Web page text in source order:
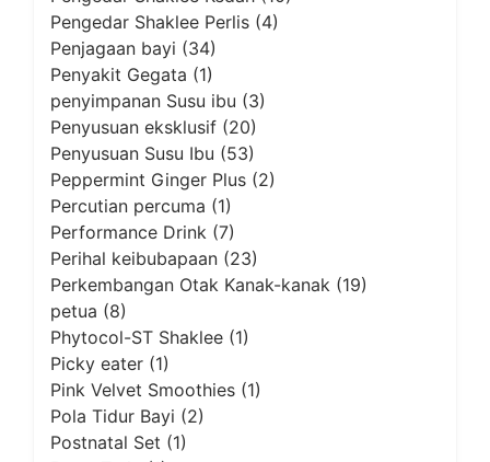
Pengedar Shaklee Perlis (4)
Penjagaan bayi (34)
Penyakit Gegata (1)
penyimpanan Susu ibu (3)
Penyusuan eksklusif (20)
Penyusuan Susu Ibu (53)
Peppermint Ginger Plus (2)
Percutian percuma (1)
Performance Drink (7)
Perihal keibubapaan (23)
Perkembangan Otak Kanak-kanak (19)
petua (8)
Phytocol-ST Shaklee (1)
Picky eater (1)
Pink Velvet Smoothies (1)
Pola Tidur Bayi (2)
Postnatal Set (1)